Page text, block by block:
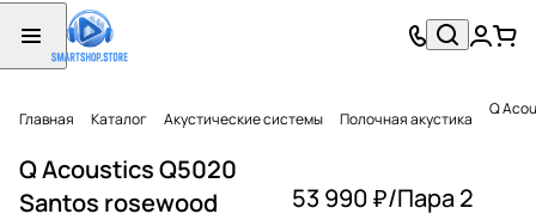
Главная Каталог Акустические системы Полочная акустика Q
Q Acoustics Q5020
Santos rosewood
53 990 ₽/Пара 2